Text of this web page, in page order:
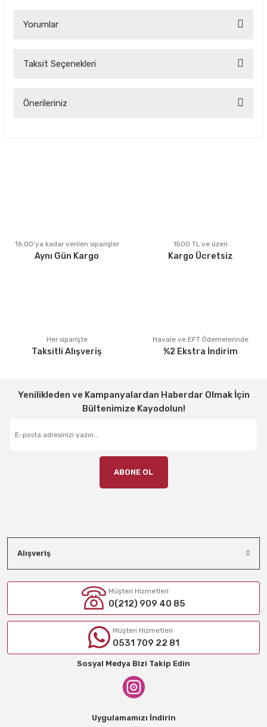
Yorumlar
Bu ürüne ilk yorumu siz yapın!
Taksit Seçenekleri
Önerileriniz
Ürün fiyatı diğer sitelerden daha pahalı.
Bu ürüne benzer farklı alternatifler olmalı.
16:00’ya kadar verilen siparişler
Aynı Gün Kargo
1500 TL ve üzeri
Kargo Ücretsiz
Her siparişte
Taksitli Alışveriş
Havale ve EFT Ödemelerinde
%2 Ekstra İndirim
Yenilikleden ve Kampanyalardan Haberdar Olmak İçin
Bültenimize Kayodolun!
ABONE OL
Alışveriş
Müşteri Hizmetleri
0(212) 909 40 85
Müşteri Hizmetleri
0531 709 22 81
Sosyal Medya Bizi Takip Edin
Uygulamamızı İndirin